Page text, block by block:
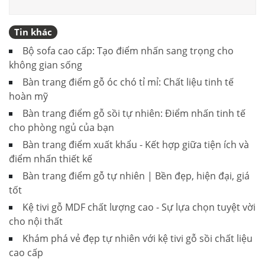
Tin khác
Bộ sofa cao cấp: Tạo điểm nhấn sang trọng cho
không gian sống
Bàn trang điểm gỗ óc chó tỉ mỉ: Chất liệu tinh tế
hoàn mỹ
Bàn trang điểm gỗ sồi tự nhiên: Điểm nhấn tinh tế
cho phòng ngủ của bạn
Bàn trang điểm xuất khẩu - Kết hợp giữa tiện ích và
điểm nhấn thiết kế
Bàn trang điểm gỗ tự nhiên | Bền đẹp, hiện đại, giá
tốt
Kệ tivi gỗ MDF chất lượng cao - Sự lựa chọn tuyệt vời
cho nội thất
Khám phá vẻ đẹp tự nhiên với kệ tivi gỗ sồi chất liệu
cao cấp